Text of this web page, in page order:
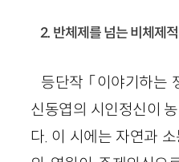
2. 반체제를 넘는 비체제
등단작 「이야기하는
신동엽의 시인정신이
다. 이 시에는 자연과